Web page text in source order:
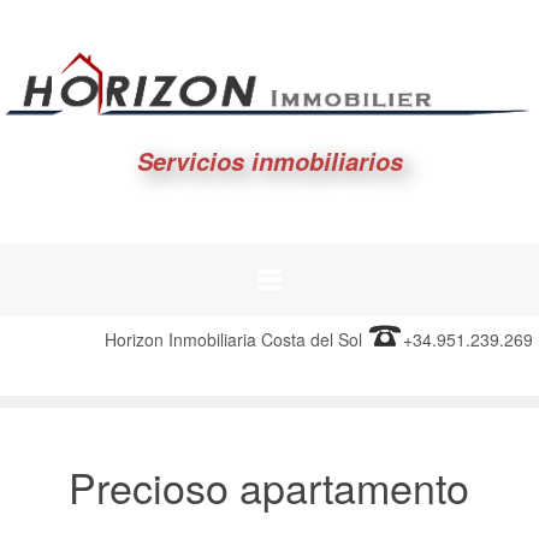
Servicios inmobiliarios
Horizon Inmobiliaria Costa del Sol +34.951.239.269
Precioso apartamento